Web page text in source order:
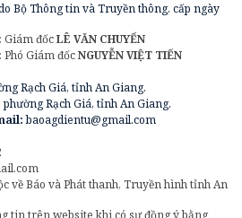
Bộ Thông tin và Truyền thông, cấp ngày
Giám đốcLÊ VĂN CHUYỂN
Phó Giám đốcNGUYỄN VIỆT TIẾN
Rạch Giá, tỉnh An Giang.
Rạch Giá, tỉnh An Giang.
baoagdientu@gmail.com
về Báo và Phát thanh, Truyền hình tỉnh An